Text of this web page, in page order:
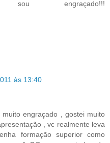
sou engraçado!!!
às 13:40
engraçado , gostei muito
, vc realmente leva
formação superior como